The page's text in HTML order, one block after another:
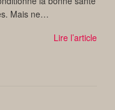
Mais ne…
Lire l’article